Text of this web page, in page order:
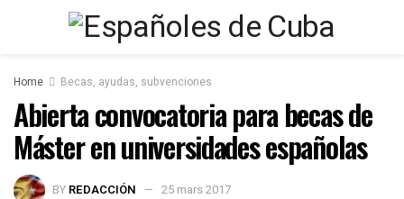
Home Becas, ayudas, subvenciones
Abierta convocatoria para becas de
Máster en universidades españolas
BY REDACCIÓN 25 mars 2017